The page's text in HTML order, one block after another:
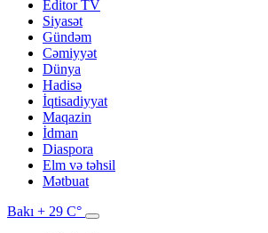
Editor TV
Siyasət
Gündəm
Cəmiyyət
Dünya
Hadisə
İqtisadiyyat
Maqazin
İdman
Diaspora
Elm və təhsil
Mətbuat
Bakı + 29 C°